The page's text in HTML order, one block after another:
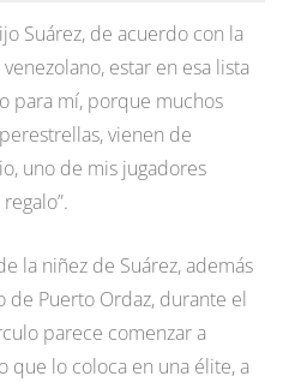
Suárez, de acuerdo con la
estar en esa lista
para mí, porque muchos
vienen de
uno de mis jugadores
la niñez de Suárez, además
de Puerto Ordaz, durante el
parece comenzar a
que lo coloca en una élite, a